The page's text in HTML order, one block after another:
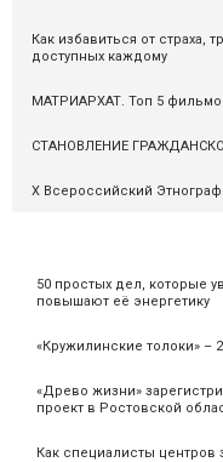
50 простых дел, которые
повышают её энергетику
«Кружилинские толоки» –
«Древо жизни»
проект в Ростовской
Как специалисты центров
Как избавиться от страха,
доступных каждому
МАТРИАРХАТ. Топ 5
СТАНОВЛЕНИЕ
X Всероссийский